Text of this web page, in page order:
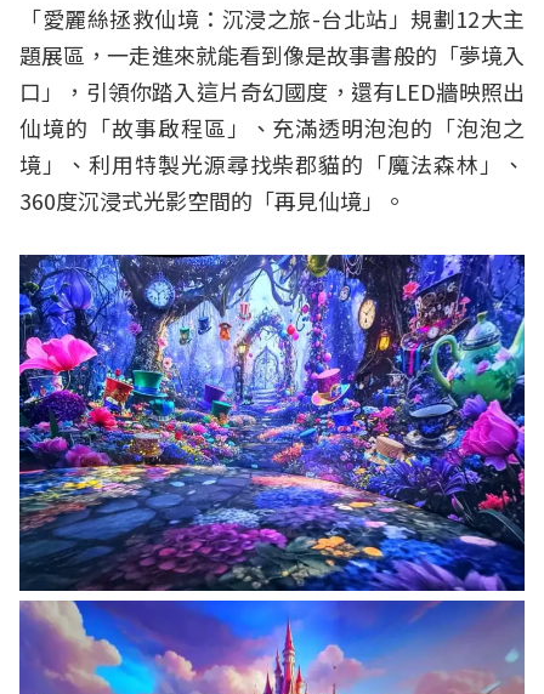
「愛麗絲拯救仙境：沉浸之旅-台北站」規劃12大主
題展區，一走進來就能看到像是故事書般的「夢境入
口」，引領你踏入這片奇幻國度，還有LED牆映照出
仙境的「故事啟程區」、充滿透明泡泡的「泡泡之
境」、利用特製光源尋找柴郡貓的「魔法森林」、
360度沉浸式光影空間的「再見仙境」。